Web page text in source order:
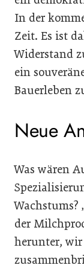
In der
Zeit. Es ist
Widerstand
ein
Bauerleben
Neue
Was wären
Wachstums?
der
herunter, wir